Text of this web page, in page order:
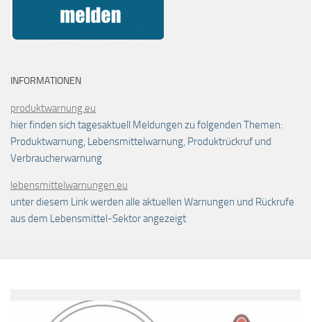
INFORMATIONEN
produktwarnung.eu
hier finden sich tagesaktuell Meldungen zu folgenden Themen:
Produktwarnung, Lebensmittelwarnung, Produktrückruf und
Verbraucherwarnung
lebensmittelwarnungen.eu
unter diesem Link werden alle aktuellen Warnungen und Rückrufe
aus dem Lebensmittel-Sektor angezeigt